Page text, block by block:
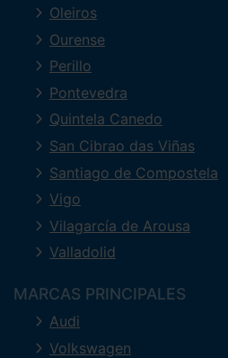
Oleiros
Ourense
Perillo
Pontevedra
Quintela Canedo
San Cibrao das Viñas
Santiago de Compostela
Vigo
Vilagarcía de Arousa
Valladolid
MARCAS PRINCIPALES
Audi
Volkswagen